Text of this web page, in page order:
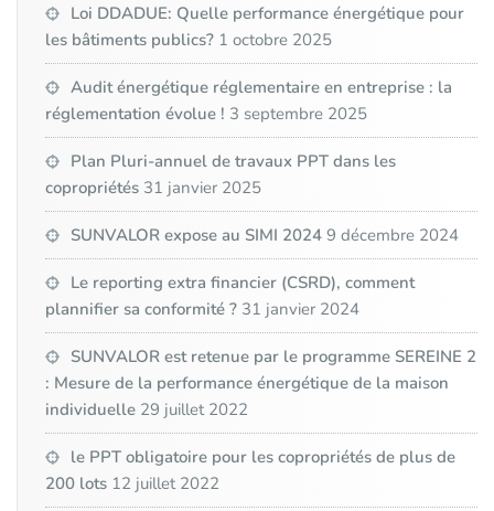
Loi DDADUE: Quelle performance énergétique pour
les bâtiments publics? 1 octobre 2025
Audit énergétique réglementaire en entreprise : la
réglementation évolue ! 3 septembre 2025
Plan Pluri-annuel de travaux PPT dans les
copropriétés 31 janvier 2025
SUNVALOR expose au SIMI 2024 9 décembre 2024
Le reporting extra financier (CSRD), comment
plannifier sa conformité ? 31 janvier 2024
SUNVALOR est retenue par le programme SEREINE 2
: Mesure de la performance énergétique de la maison
individuelle 29 juillet 2022
le PPT obligatoire pour les copropriétés de plus de
200 lots 12 juillet 2022